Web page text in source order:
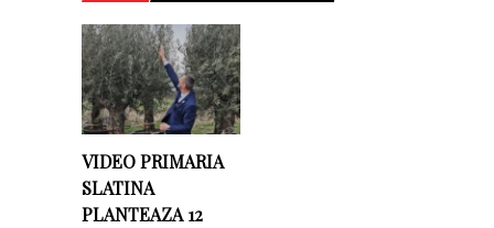
VIDEO PRIMARIA
SLATINA
PLANTEAZA 12